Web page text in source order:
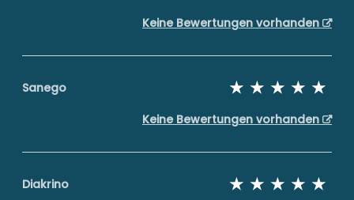
Keine Bewertungen vorhanden
Sanego
Keine Bewertungen vorhanden
Diakrino